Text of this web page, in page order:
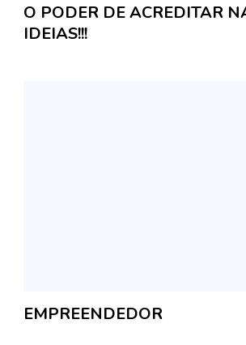
O PODER DE ACREDITAR
IDEIAS!!!
EMPREENDEDOR